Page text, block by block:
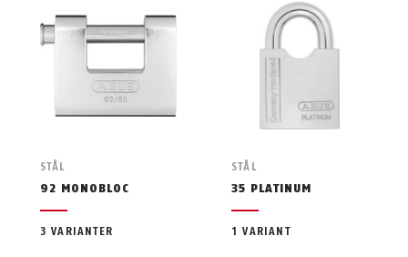
STÅL
92 MONOBLOC
3 VARIANTER
STÅL
35 PLATINUM
1 VARIANT